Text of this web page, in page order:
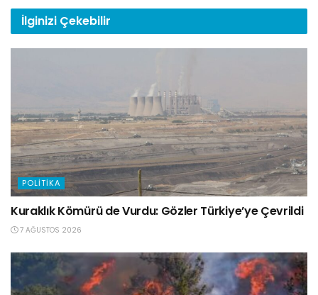
İlginizi Çekebilir
POLITIKA
Kuraklık Kömürü de Vurdu: Gözler Türkiye’ye Çevrildi
7 AĞUSTOS 2026